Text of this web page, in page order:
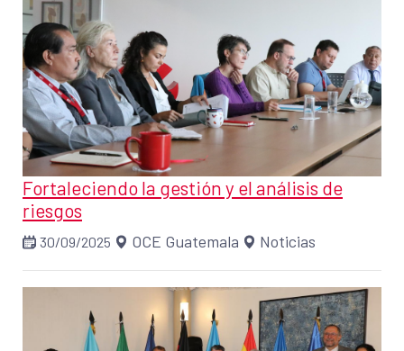
Fortaleciendo la gestión y el análisis de
riesgos
30/09/2025 OCE Guatemala Noticias